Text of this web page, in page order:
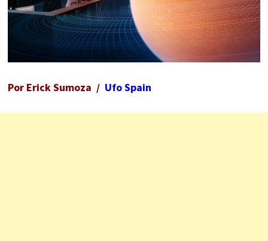
Por Erick Sumoza / Ufo Spain